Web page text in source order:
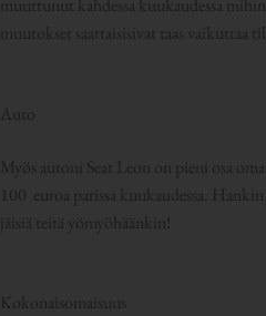
muuttunut kahdessa kuukaudessa
muutokset saattaisisivat taas vaikuttaa
Auto
Myös autoni Seat Leon on pieni osa
100 euroa parissa kuukaudessa.
jäisiä teitä yömyöhäänkin!
Kokonaisomaisuus